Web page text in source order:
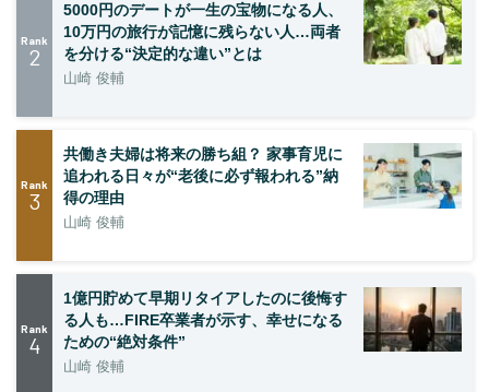
Rank
2
5000円のデートが一生の宝物になる人、
10万円の旅行が記憶に残らない人…両者
を分ける“決定的な違い”とは
山崎 俊輔
Rank
3
共働き夫婦は将来の勝ち組？ 家事育児に
追われる日々が“老後に必ず報われる”納
得の理由
山崎 俊輔
Rank
4
1億円貯めて早期リタイアしたのに後悔す
る人も…FIRE卒業者が示す、幸せになる
ための“絶対条件”
山崎 俊輔